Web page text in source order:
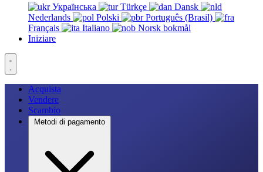
Українська
Türkçe
Dansk
Nederlands
Polski
Português (Brasil)
Français
Italiano
Norsk bokmål
Iniziare
Acquista
Vendere
Scambio
Metodi di pagamento